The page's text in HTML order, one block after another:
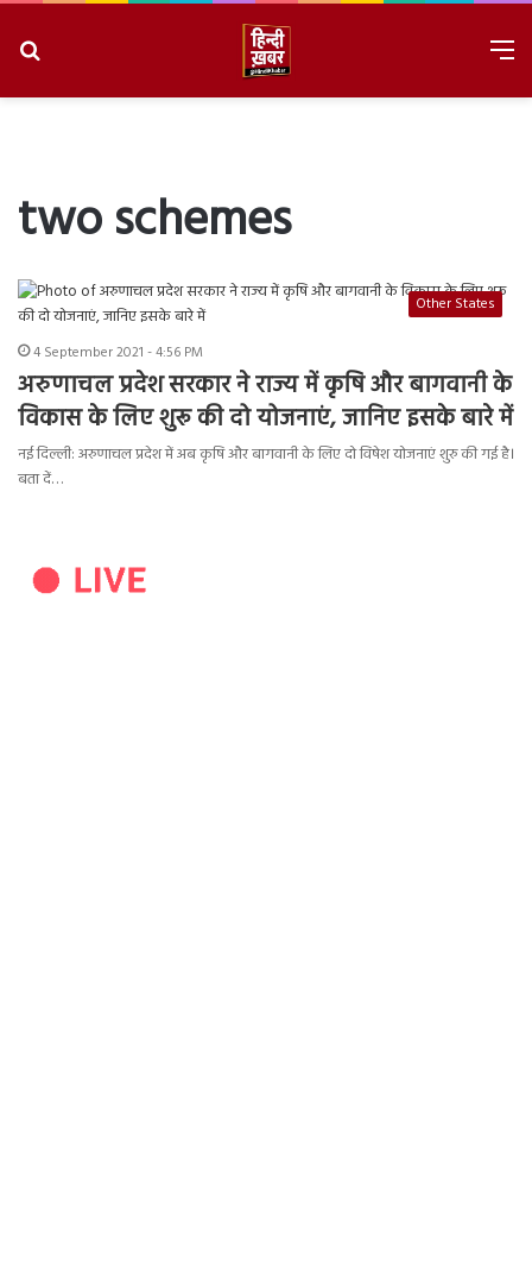
two schemes
Other States
4 September 2021 - 4:56 PM
अरुणाचल प्रदेश सरकार ने राज्य में कृषि और बागवानी के
विकास के लिए शुरू की दो योजनाएं, जानिए इसके बारे में
नई दिल्ली: अरुणाचल प्रदेश में अब कृषि और बागवानी के लिए दो विषेश योजनाएं शुरु की गई है।
बता दें…